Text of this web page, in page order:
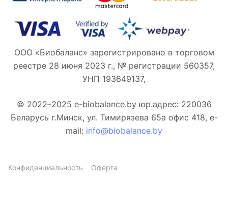
ООО «Биобаланс» зарегистрировано в торговом
реестре 28 июня 2023 г., № регистрации 560357,
УНП 193649137,
© 2022–2025 e-biobalance.by юр.адрес: 220036
Беларусь г.Минск, ул. Тимирязева 65а офис 418, e-
mail: info@biobalance.by
Конфиденциальность Оферта